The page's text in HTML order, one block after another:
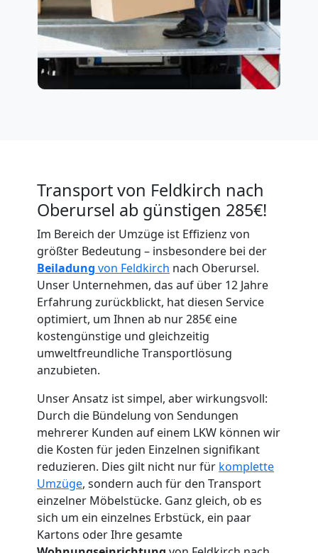
Transport von Feldkirch nach
Oberursel ab günstigen 285€!
Im Bereich der Umzüge ist Effizienz von
größter Bedeutung – insbesondere bei der
Beiladung von Feldkirch nach Oberursel.
Unser Unternehmen, das auf über 12 Jahre
Erfahrung zurückblickt, hat diesen Service
optimiert, um Ihnen ab nur 285€ eine
kostengünstige und gleichzeitig
umweltfreundliche Transportlösung
anzubieten.
Unser Ansatz ist simpel, aber wirkungsvoll:
Durch die Bündelung von Sendungen
mehrerer Kunden auf einem LKW können wir
die Kosten für jeden Einzelnen signifikant
reduzieren. Dies gilt nicht nur für komplette
Umzüge, sondern auch für den Transport
einzelner Möbelstücke. Ganz gleich, ob es
sich um ein einzelnes Erbstück, ein paar
Kartons oder Ihre gesamte
Umzugshelfer
Feldkirch
Möbeltaxi
Feldkirch
Kleintransport
Feldkirch